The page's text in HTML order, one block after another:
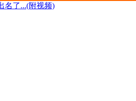
名了...(附视频)